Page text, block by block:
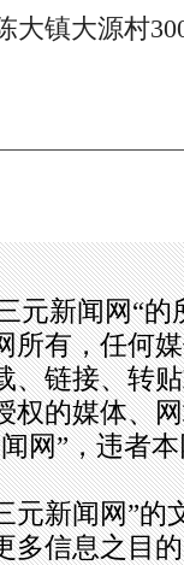
大镇大源村
元新闻网“
所有，任何
、链接、转
权的媒体、
网”，违者
新闻网”的
多信息之目